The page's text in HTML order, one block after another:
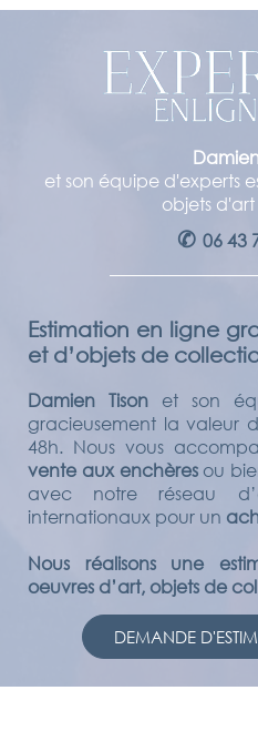
et son équipe d'experts
objets d'art
✆ 06 43
Estimation en ligne
et d’objets de
Damien Tison et son
gracieusement la valeur
48h. Nous vous
vente aux enchèresou
avec notre réseau
internationaux pour un
Nous réalisons une
oeuvres d’art, objets de
DEMANDE